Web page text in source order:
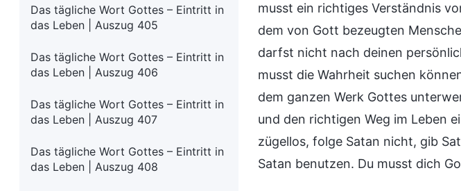
Das tägliche Wort Gottes – Eintritt in
das Leben | Auszug 405
Das tägliche Wort Gottes – Eintritt in
das Leben | Auszug 406
Das tägliche Wort Gottes – Eintritt in
das Leben | Auszug 407
Das tägliche Wort Gottes – Eintritt in
das Leben | Auszug 408
musst ein richtiges Verständnis
dem von Gott bezeugten
darfst nicht nach deinen
musst die Wahrheit suchen
dem ganzen Werk Gottes
und den richtigen Weg im Leben
zügellos, folge Satan nicht, gib
Satan benutzen. Du musst dich